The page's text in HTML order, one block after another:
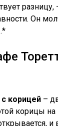
разницу,
Он
корицей –
корицы на
и